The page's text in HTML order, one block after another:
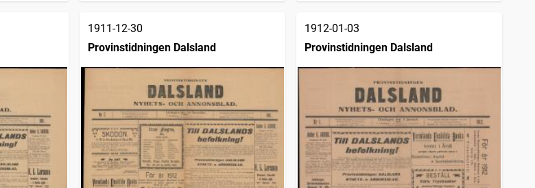
1911-12-30
Provinstidningen Dalsland
1912-01-03
Provinstidningen Dalsland